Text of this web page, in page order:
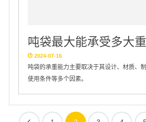
吨袋最大能承受多大
2024-07-16
吨袋的承重能力主要取决于其设计、材质、
使用条件等多个因素。